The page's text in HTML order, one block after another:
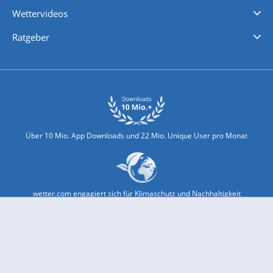
Wettervideos
Ratgeber
Über 10 Mio. App Downloads und 22 Mio. Unique User pro Monat
wetter.com engagiert sich für Klimaschutz und Nachhaltigkeit